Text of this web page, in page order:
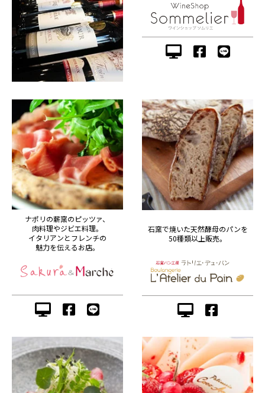
ナポリの薪窯のピッツァ、
肉料理やジビエ料理。
イタリアンとフレンチの
魅力を伝えるお店。
石窯で焼いた天然酵母のパンを
50種類以上販売。